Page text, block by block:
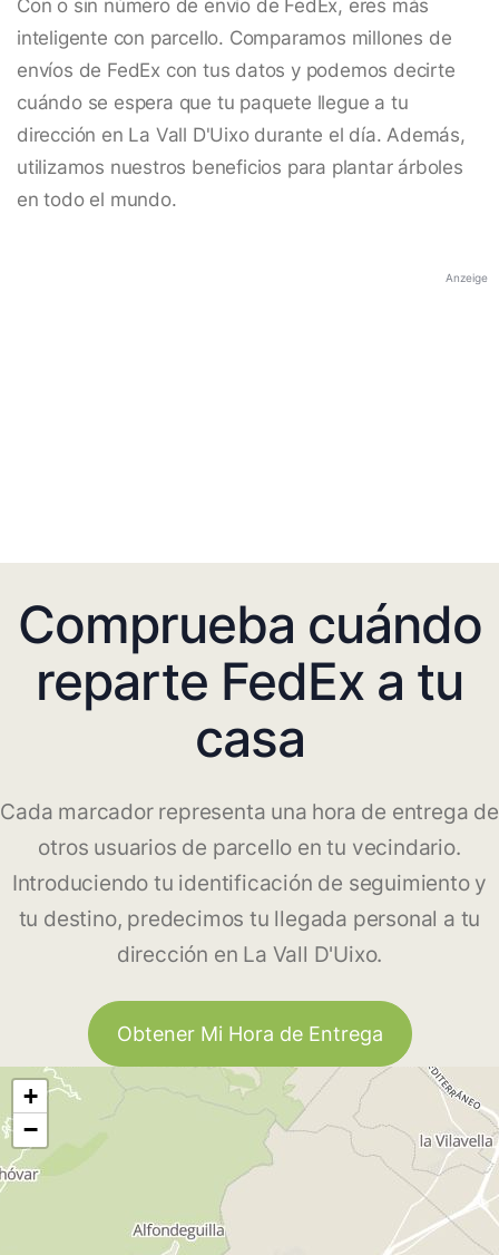
Con o sin número de envío de FedEx, eres más
inteligente con parcello. Comparamos millones de
envíos de FedEx con tus datos y podemos decirte
cuándo se espera que tu paquete llegue a tu
dirección en La Vall D'Uixo durante el día. Además,
utilizamos nuestros beneficios para plantar árboles
en todo el mundo.
Anzeige
Comprueba cuándo
reparte FedEx a tu
casa
Cada marcador representa una hora de entrega de
otros usuarios de parcello en tu vecindario.
Introduciendo tu identificación de seguimiento y
tu destino, predecimos tu llegada personal a tu
dirección en La Vall D'Uixo.
Obtener Mi Hora de Entrega
+
−